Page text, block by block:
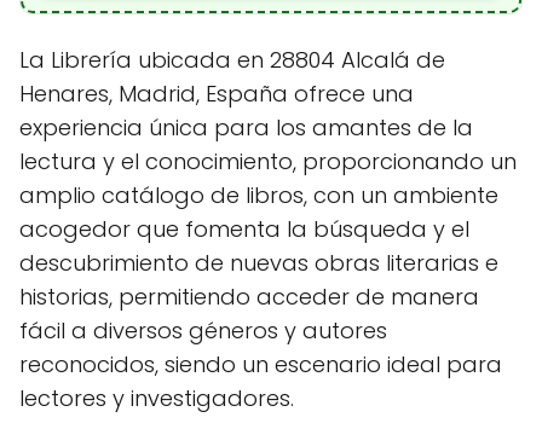
La Librería ubicada en 28804 Alcalá de
Henares, Madrid, España ofrece una
experiencia única para los amantes de la
lectura y el conocimiento, proporcionando un
amplio catálogo de libros, con un ambiente
acogedor que fomenta la búsqueda y el
descubrimiento de nuevas obras literarias e
historias, permitiendo acceder de manera
fácil a diversos géneros y autores
reconocidos, siendo un escenario ideal para
lectores y investigadores.